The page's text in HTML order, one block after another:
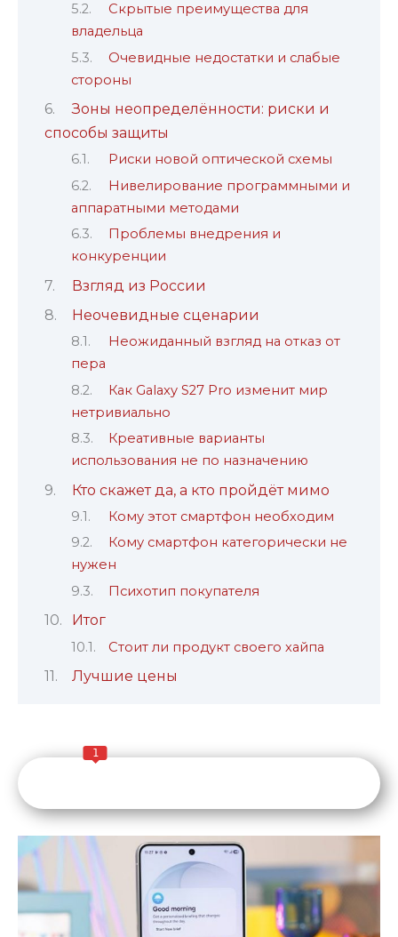
Скрытые преимущества для
владельца
Очевидные недостатки и слабые
стороны
Зоны неопределённости: риски и
способы защиты
Риски новой оптической схемы
Нивелирование программными и
аппаратными методами
Проблемы внедрения и
конкуренции
Взгляд из России
Неочевидные сценарии
Неожиданный взгляд на отказ от
пера
Как Galaxy S27 Pro изменит мир
нетривиально
Креативные варианты
использования не по назначению
Кто скажет да, а кто пройдёт мимо
Кому этот смартфон необходим
Кому смартфон категорически не
нужен
Психотип покупателя
Итог
Стоит ли продукт своего хайпа
Лучшие цены
1